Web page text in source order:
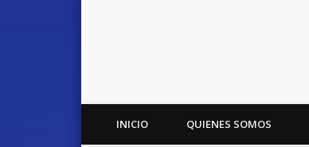
INICIO QUIENES SOMOS